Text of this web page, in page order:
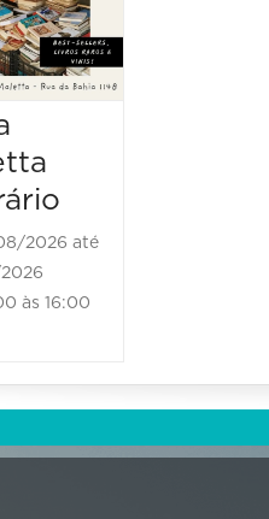
2026 até
às 16:00